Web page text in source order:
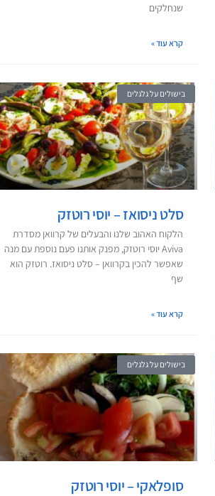
שנחלקים
קרא עוד »
בישולים על גלגלים
סלט ניסואז – יוסי רוטזק
הלקוח האהוב שלנו והבעלים של קרוואן מסדרת
Aviva יוסי רוטזק, מפנק אותנו פעם נוספת עם מנה
שאפשר להכין בקרוואן – סלט ניסואז. רוטזק הוא
שף
קרא עוד »
בישולים על גלגלים
סופלאקי – יוסי רוטזק